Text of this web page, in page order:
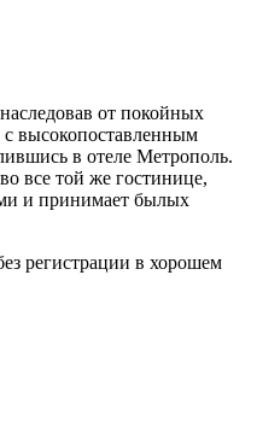
от покойных
с высокопоставленным
в отеле Метрополь.
все той же гостинице,
и принимает былых
регистрации в хорошем